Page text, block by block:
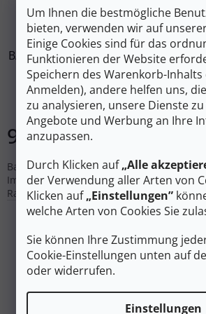
Um Ihnen die bestmögliche
bieten, verwenden wir auf
Einige Cookies sind für das
Funktionieren der Website
Speichern des Warenkorb-
Anmelden), andere helfen uns,
zu analysieren, unsere Dienste
Angebote und Werbung an Ihre
anzupassen.
Durch Klicken auf„Alle
der Verwendung aller Arten von
Klicken auf„Einstellungen”
welche Arten von Cookies Sie
Sie können Ihre Zustimmung
Cookie-Einstellungen unten auf
oder widerrufen.
Einstellungen
BARTH Ökologische Imprägnierung
150 ml
9 €
Barth Eco Protect Spray -
Imprägnierung für Ihre Schuhe. Geeignet
Rauleder und Textilien.